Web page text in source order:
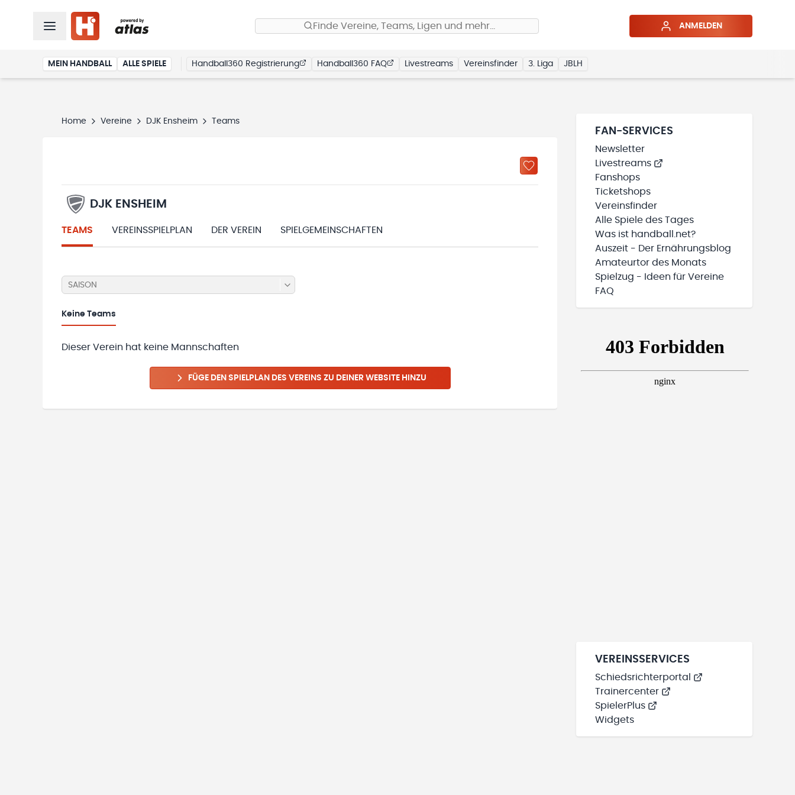
Finde Vereine, Teams, Ligen und mehr… ANMELDEN
MEIN HANDBALL ALLE SPIELE Handball360 Registrierung Handball360 FAQ Livestreams Vereinsfinder 3. Liga JBLH
Home Vereine DJK Ensheim Teams
DJK ENSHEIM
TEAMS VEREINSSPIELPLAN DER VEREIN SPIELGEMEINSCHAFTEN
SAISON
Keine Teams
Dieser Verein hat keine Mannschaften
FÜGE DEN SPIELPLAN DES VEREINS ZU DEINER WEBSITE HINZU
FAN-SERVICES
Newsletter
Livestreams
Fanshops
Ticketshops
Vereinsfinder
Alle Spiele des Tages
Was ist handball.net?
Auszeit - Der Ernährungsblog
Amateurtor des Monats
Spielzug - Ideen für Vereine
FAQ
VEREINSSERVICES
Schiedsrichterportal
Trainercenter
SpielerPlus
Widgets